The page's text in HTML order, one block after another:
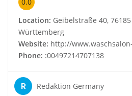
0.0
Location: Geibelstraße 40,
Württemberg
Website: http://
Phone: :00497214707138
R Redaktion Germany